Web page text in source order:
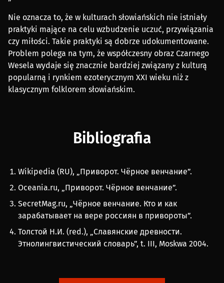
Nie oznacza to, że w kulturach słowiańskich nie istniały
praktyki mające na celu wzbudzenie uczuć, przywiązania
czy miłości. Takie praktyki są dobrze udokumentowane.
Problem polega na tym, że współczesny obraz Czarnego
Wesela wydaje się znacznie bardziej związany z kulturą
popularną i rynkiem ezoterycznym XXI wieku niż z
klasycznym folklorem słowiańskim.
Bibliografia
Wikipedia (RU), „Приворот. Чёрное венчание”.
Oceania.ru, „Приворот. Чёрное венчание”.
SecretMag.ru, „Чёрное венчание. Кто и как
зарабатывает на вере россиян в привороты”.
Толстой Н.И. (red.), „Славянские древности.
Этнолингвистический словарь”, t. III, Moskwa 2004.